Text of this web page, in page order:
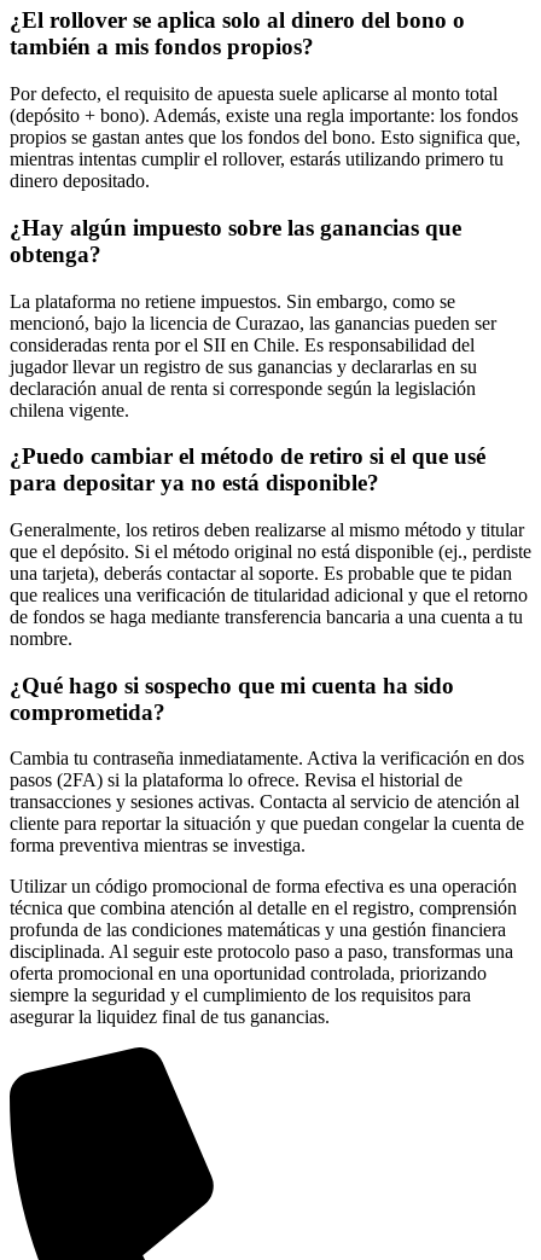
¿El rollover se aplica solo al dinero del bono o
también a mis fondos propios?
Por defecto, el requisito de apuesta suele aplicarse al monto total
(depósito + bono). Además, existe una regla importante: los fondos
propios se gastan antes que los fondos del bono. Esto significa que,
mientras intentas cumplir el rollover, estarás utilizando primero tu
dinero depositado.
¿Hay algún impuesto sobre las ganancias que
obtenga?
La plataforma no retiene impuestos. Sin embargo, como se
mencionó, bajo la licencia de Curazao, las ganancias pueden ser
consideradas renta por el SII en Chile. Es responsabilidad del
jugador llevar un registro de sus ganancias y declararlas en su
declaración anual de renta si corresponde según la legislación
chilena vigente.
¿Puedo cambiar el método de retiro si el que usé
para depositar ya no está disponible?
Generalmente, los retiros deben realizarse al mismo método y titular
que el depósito. Si el método original no está disponible (ej., perdiste
una tarjeta), deberás contactar al soporte. Es probable que te pidan
que realices una verificación de titularidad adicional y que el retorno
de fondos se haga mediante transferencia bancaria a una cuenta a tu
nombre.
¿Qué hago si sospecho que mi cuenta ha sido
comprometida?
Cambia tu contraseña inmediatamente. Activa la verificación en dos
pasos (2FA) si la plataforma lo ofrece. Revisa el historial de
transacciones y sesiones activas. Contacta al servicio de atención al
cliente para reportar la situación y que puedan congelar la cuenta de
forma preventiva mientras se investiga.
Utilizar un código promocional de forma efectiva es una operación
técnica que combina atención al detalle en el registro, comprensión
profunda de las condiciones matemáticas y una gestión financiera
disciplinada. Al seguir este protocolo paso a paso, transformas una
oferta promocional en una oportunidad controlada, priorizando
siempre la seguridad y el cumplimiento de los requisitos para
asegurar la liquidez final de tus ganancias.